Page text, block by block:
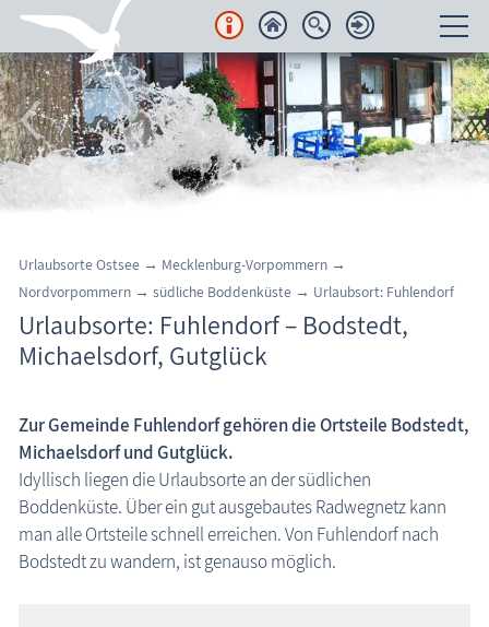
Unterkünfte
Regionales
Urlaubsorte
Fuhlendorf
Kenz-Küstrow
Pruchten & Bresewitz
Ribnitz-Damgarten, Bernsteinstadt
Saal
Stralsund, Hansestadt
Halbinsel Fischland-Darß-Zingst
Urlaubsorte Ostsee → Mecklenburg-Vorpommern →
Nordvorpommern → südliche Boddenküste → Urlaubsort: Fuhlendorf
Urlaubsorte: Fuhlendorf – Bodstedt,
Michaelsdorf, Gutglück
Zur Gemeinde Fuhlendorf gehören die Ortsteile Bodstedt,
Michaelsdorf und Gutglück.
Idyllisch liegen die Urlaubsorte an der südlichen
Boddenküste. Über ein gut ausgebautes Radwegnetz kann
man alle Ortsteile schnell erreichen. Von Fuhlendorf nach
Bodstedt zu wandern, ist genauso möglich.